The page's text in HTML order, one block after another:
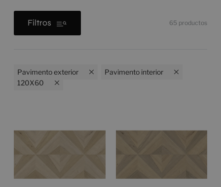
Filtros 65 productos
Pavimento exterior
Pavimento interior
120X60